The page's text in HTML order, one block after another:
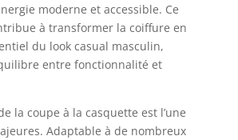
moderne et accessible. Ce
à transformer la coiffure en
du look casual masculin,
entre fonctionnalité et
la coupe à la casquette est l’une
Adaptable à de nombreux